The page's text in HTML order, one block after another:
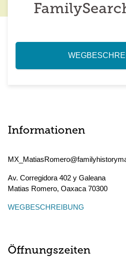
Informationen
Av. Corregidora 402 y Galeana
Matias Romero, Oaxaca 70300
WEGBESCHREIBUNG
Öffnungszeiten